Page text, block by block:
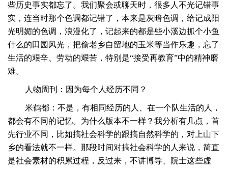
些历史事实都忘了。我们聚会或聊天时，很多人不光记错事
实，连当时那个色调都记错了，本来是灰暗色调，给记成阳
光明媚的色调，浪漫化了，记起来的都是些小溪边抓个小鱼
什么的田园风光，把偷老乡自留地的玉米等当作乐趣，忘了
生活的艰辛、劳动的艰苦，特别是“接受再教育”中的精神磨
难。
人物周刊：因为每个人经历不同？
米鹤都：不是，有相同经历的人、在一个队生活的人，
都会有不同的记忆。为什么版本不一样？我分析有几点，首
先行业不同，比如搞社会科学的跟搞自然科学的，对上山下
乡的看法就不一样。那段时间对搞社会科学的人来说，简直
是社会素材的积累过程，反过来，不讲博导、院士这些虚